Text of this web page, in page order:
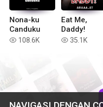
Nona-ku
Canduku
read 108.6K
Eat Me,
Daddy!
read 35.1K